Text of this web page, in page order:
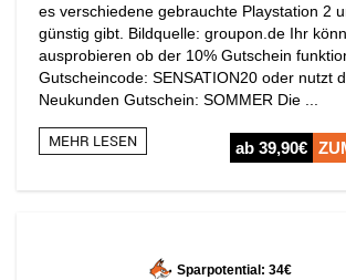
es verschiedene gebrauchte Playstation 2
günstig gibt. Bildquelle: groupon.de Ihr
ausprobieren ob der 10% Gutschein
Gutscheincode: SENSATION20 oder nutzt
Neukunden Gutschein: SOMMER Die ...
MEHR LESEN ab 39,90€
Sparpotential: 34€